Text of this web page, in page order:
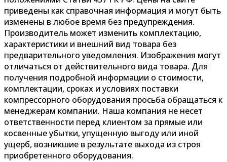
приведены как справочная информация и могут быть
изменены в любое время без предупреждения.
Производитель может изменить комплектацию,
характеристики и внешний вид товара без
предварительного уведомления. Изображения могут
отличаться от действительного вида товара. Для
получения подробной информации о стоимости,
комплектации, сроках и условиях поставки
компрессорного оборудования просьба обращаться к
менеджерам компании. Наша компания не несет
ответственности перед клиентом за прямые или
косвенные убытки, упущенную выгоду или иной
ущерб, возникшие в результате выхода из строя
приобретенного оборудования.